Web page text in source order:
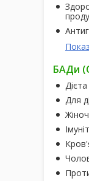
БАДи
Дієта
Для